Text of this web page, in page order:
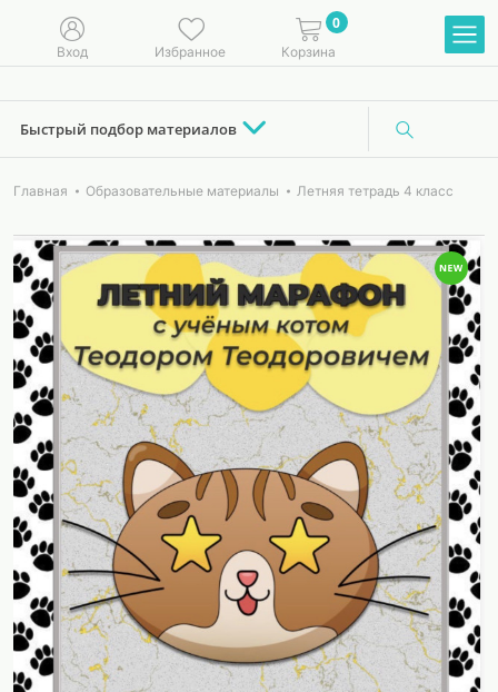
Вход Избранное
0
Корзина
Быстрый подбор материалов
Главная Образовательные материалы Летняя тетрадь 4 класс